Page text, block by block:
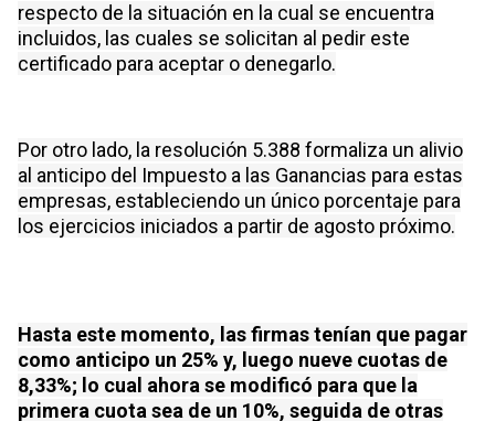
respecto de la situación en la cual se encuentra
incluidos, las cuales se solicitan al pedir este
certificado para aceptar o denegarlo.
Por otro lado, la resolución 5.388 formaliza un alivio
al anticipo del Impuesto a las Ganancias para estas
empresas, estableciendo un único porcentaje para
los ejercicios iniciados a partir de agosto próximo.
Hasta este momento, las firmas tenían que pagar
como anticipo un 25% y, luego nueve cuotas de
8,33%; lo cual ahora se modificó para que la
primera cuota sea de un 10%, seguida de otras